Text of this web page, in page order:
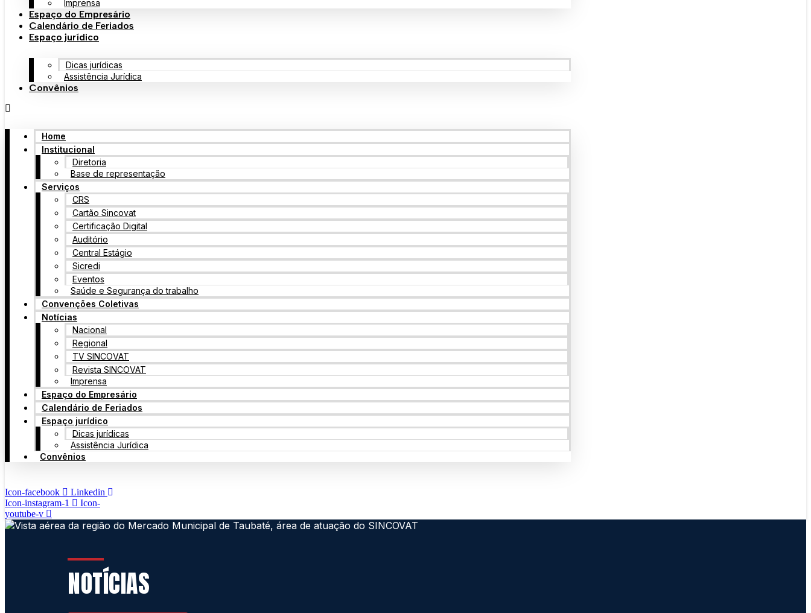
Imprensa
Espaço do Empresário
Calendário de Feriados
Espaço jurídico
Dicas jurídicas
Assistência Jurídica
Convênios
Home
Institucional
Diretoria
Base de representação
Serviços
CRS
Cartão Sincovat
Certificação Digital
Auditório
Central Estágio
Sicredi
Eventos
Saúde e Segurança do trabalho
Convenções Coletivas
Notícias
Nacional
Regional
TV SINCOVAT
Revista SINCOVAT
Imprensa
Espaço do Empresário
Calendário de Feriados
Espaço jurídico
Dicas jurídicas
Assistência Jurídica
Convênios
Icon-facebook
Linkedin
Icon-instagram-1
Icon-
youtube-v
NOTÍCIAS